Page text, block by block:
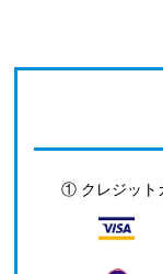
① クレジット